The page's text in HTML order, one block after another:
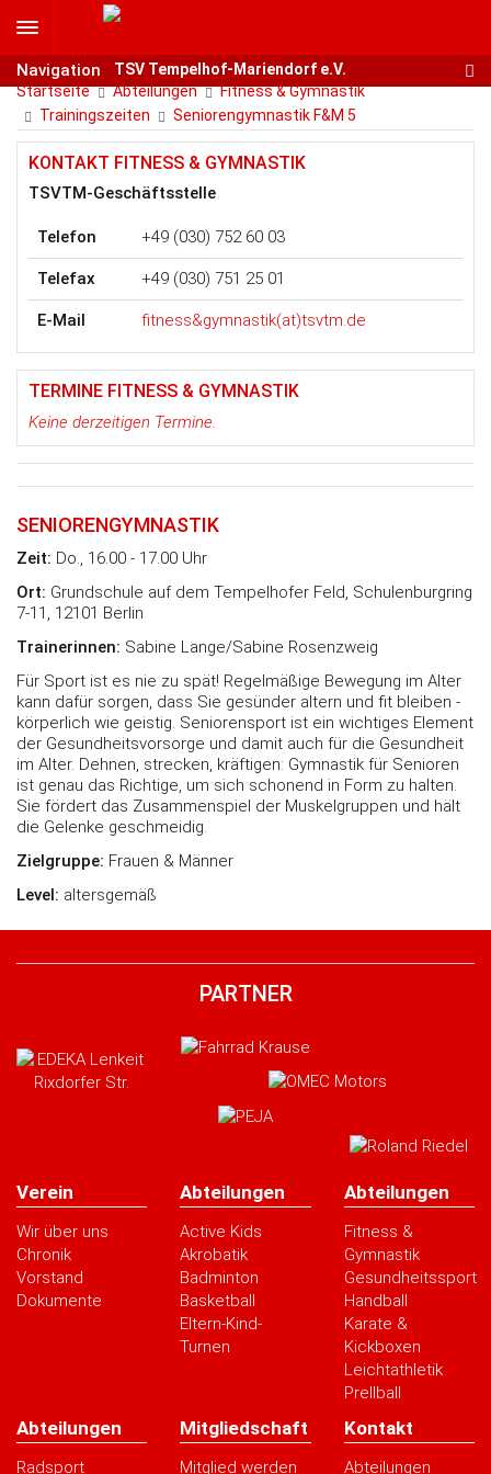
TSV Tempelhof-Mariendorf e.V.
Startseite
Abteilungen
Fitness & Gymnastik
Trainingszeiten
Seniorengymnastik F&M 5
Navigation
Navigation
KONTAKT FITNESS & GYMNASTIK
TSVTM-Geschäftsstelle
Telefon +49 (030) 752 60 03
Telefax +49 (030) 751 25 01
E-Mail fitness&gymnastik(at)tsvtm.de
TERMINE FITNESS & GYMNASTIK
Keine derzeitigen Termine.
SENIORENGYMNASTIK
Zeit: Do., 16.00 - 17.00 Uhr
Ort: Grundschule auf dem Tempelhofer Feld, Schulenburgring
7-11, 12101 Berlin
Trainerinnen: Sabine Lange/Sabine Rosenzweig
Für Sport ist es nie zu spät! Regelmäßige Bewegung im Alter
kann dafür sorgen, dass Sie gesünder altern und fit bleiben -
körperlich wie geistig. Seniorensport ist ein wichtiges Element
der Gesundheitsvorsorge und damit auch für die Gesundheit
im Alter. Dehnen, strecken, kräftigen: Gymnastik für Senioren
ist genau das Richtige, um sich schonend in Form zu halten.
Sie fördert das Zusammenspiel der Muskelgruppen und hält
die Gelenke geschmeidig.
Zielgruppe: Frauen & Männer
Level: altersgemäß
PARTNER
Verein
Wir über uns
Chronik
Vorstand
Dokumente
Abteilungen
Active Kids
Akrobatik
Badminton
Basketball
Eltern-Kind-
Turnen
Abteilungen
Fitness &
Gymnastik
Gesundheitssport
Handball
Karate &
Kickboxen
Leichtathletik
Prellball
Abteilungen
Radsport
Mitgliedschaft
Mitglied werden
Kontakt
Abteilungen